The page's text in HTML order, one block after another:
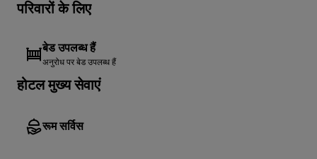
परिवारों के लिए
बेड उपलब्ध हैं
अनुरोध पर बेड उपलब्ध हैं
होटल मुख्य सेवाएं
रूम सर्विस